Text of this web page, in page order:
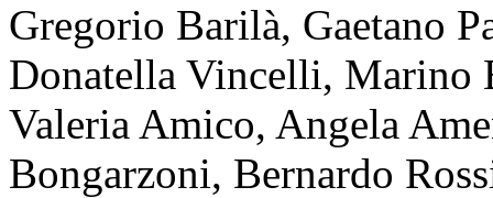
Gregorio Barilà, Gaetano
Donatella Vincelli, Marino
Valeria Amico, Angela
Bongarzoni, Bernardo